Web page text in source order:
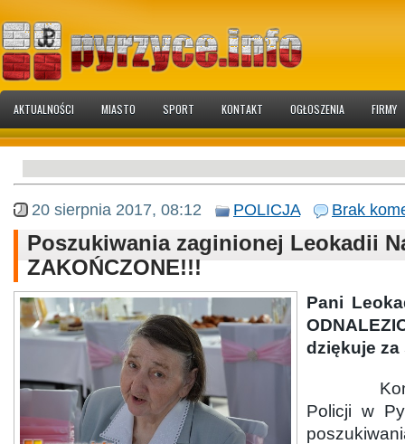
AKTUALNOŚCI MIASTO SPORT KONTAKT OGŁOSZENIA FIRMY
20 sierpnia 2017, 08:12 POLICJA Brak
Poszukiwania zaginionej Leokadii
ZAKOŃCZONE!!!
Pani
dziękuje za
Policji w